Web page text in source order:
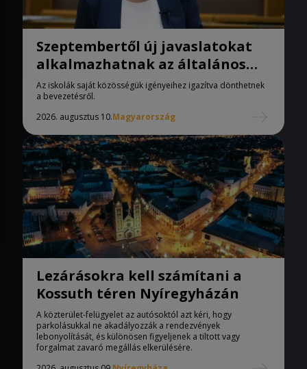
Szeptembertől új javaslatokat
alkalmazhatnak az általános
iskolák
Az iskolák saját közösségük igényeihez igazítva dönthetnek
a bevezetésről.
2026. augusztus 10.Magyarország
Lezárásokra kell számítani a
Kossuth téren Nyíregyházán
A közterület-felügyelet az autósoktól azt kéri, hogy
parkolásukkal ne akadályozzák a rendezvények
lebonyolítását, és különösen figyeljenek a tiltott vagy
forgalmat zavaró megállás elkerülésére.